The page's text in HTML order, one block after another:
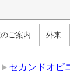
ご案内 外来
セカンドオピ